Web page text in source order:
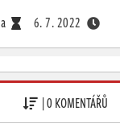
6. 7. 2022
| 0 KOMENTÁŘŮ